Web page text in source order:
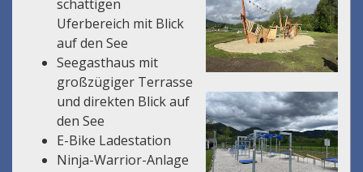
schattigen
Uferbereich mit Blick
auf den See
Seegasthaus mit
großzügiger Terrasse
und direkten Blick auf
den See
E-Bike Ladestation
Ninja-Warrior-Anlage